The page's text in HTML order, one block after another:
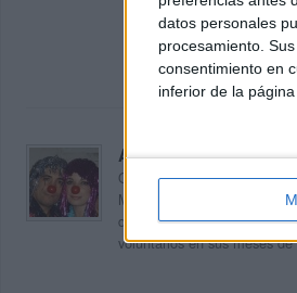
datos personales
procesamiento.
consentimiento en
inferior de la página
Acerca de
Orientación Andújar no es
Maribel, que además de ser
dentro del blog y en el cual,
voluntarios en sus meses